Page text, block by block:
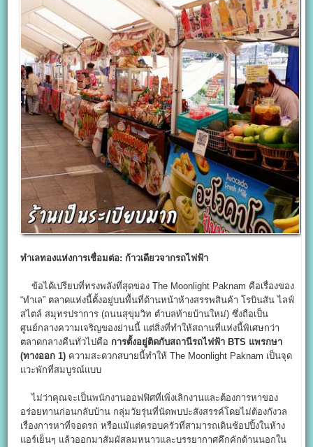
ทำเลทองแห่งการเชื่อมต่อ: ก้าวเดียวจากรถไฟฟ้า
ข้อได้เปรียบที่ทรงพลังที่สุดของ The Moonlight Paknam คือเรื่องของ
“ทำเล” ตลาดแห่งนี้ตั้งอยู่บนพื้นที่ด้านหน้าห้างสรรพสินค้า โรบินสัน ไลฟ์
สไตล์ สมุทรปราการ (ถนนสุขุมวิท ตำบลท้ายบ้านใหม่) ซึ่งถือเป็น
ศูนย์กลางความเจริญของย่านนี้ แต่สิ่งที่ทำให้สถานที่แห่งนี้พิเศษกว่า
ตลาดกลางคืนทั่วไปคือการตั้งอยู่ติดกับสถานีรถไฟฟ้า BTS แพรกษา
(ทางออก 1) ความสะดวกสบายนี้ทำให้ The Moonlight Paknam เป็นจุด
แวะพักที่สมบูรณ์แบบ
ไม่ว่าคุณจะเป็นพนักงานออฟฟิศที่เพิ่งเลิกงานและต้องการหาของ
อร่อยทานก่อนกลับบ้าน กลุ่มวัยรุ่นที่นัดพบปะสังสรรค์โดยไม่ต้องกังวล
เรื่องการหาที่จอดรถ หรือแม้แต่ครอบครัวที่สามารถเดินช้อปปิ้งในห้าง
แอร์เย็นๆ แล้วออกมาสัมผัสลมหนาวและบรรยากาศคึกคักด้านนอกใน